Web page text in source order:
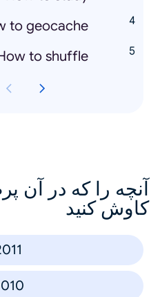
to geocache
to shuffle
آنچه را که در آن
کاوش کنید